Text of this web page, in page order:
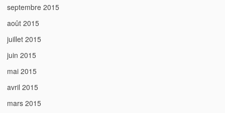
septembre 2015
août 2015
juillet 2015
juin 2015
mai 2015
avril 2015
mars 2015